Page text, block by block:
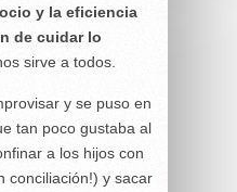
y la eficiencia
de cuidar lo
sirve a todos.
y se puso en
tan poco gustaba al
a los hijos con
conciliación!) y sacar